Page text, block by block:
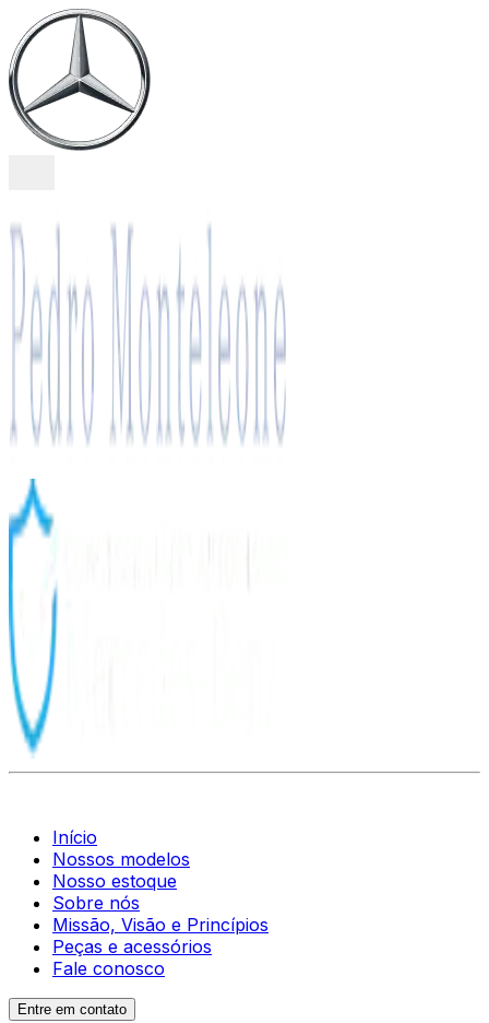
Início
Nossos modelos
Nosso estoque
Sobre nós
Missão, Visão e Princípios
Peças e acessórios
Fale conosco
Entre em contato